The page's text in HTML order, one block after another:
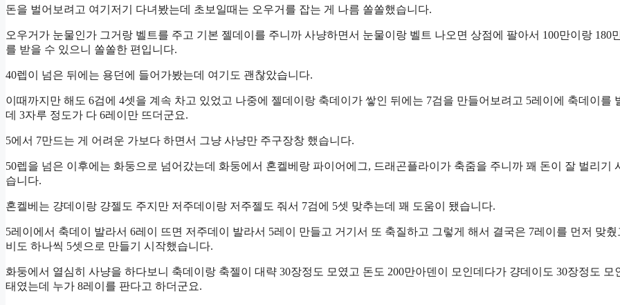
돈을 벌어보려고 여기저기 다녀봤는데 초보일때는 오우거를 잡는 게 나름 쏠쏠했습니다.
오우거가 눈물인가 그거랑 벨트를 주고 기본 젤데이를 주니까 사냥하면서 눈물이랑 벨트 나오면 상점에 팔아서 100만이랑 180
를 받을 수 있으니 쏠쏠한 편입니다.
40렙이 넘은 뒤에는 용던에 들어가봤는데 여기도 괜찮았습니다.
이때까지만 해도 6검에 4셋을 계속 차고 있었고 나중에 젤데이랑 축데이가 쌓인 뒤에는 7검을 만들어보려고 5레이에 축데이를
데 3자루 정도가 다 6레이만 뜨더군요.
5에서 7만드는 게 어려운 가보다 하면서 그냥 사냥만 주구장창 했습니다.
50렙을 넘은 이후에는 화둥으로 넘어갔는데 화둥에서 혼켈베랑 파이어에그, 드래곤플라이가 축줌을 주니까 꽤 돈이 잘 벌리기
습니다.
혼켈베는 걍데이랑 걍젤도 주지만 저주데이랑 저주젤도 줘서 7검에 5셋 맞추는데 꽤 도움이 됐습니다.
5레이에서 축데이 발라서 6레이 뜨면 저주데이 발라서 5레이 만들고 거기서 또 축질하고 그렇게 해서 결국은 7레이를 먼저 맞췄
비도 하나씩 5셋으로 만들기 시작했습니다.
화둥에서 열심히 사냥을 하다보니 축데이랑 축젤이 대략 30장정도 모였고 돈도 200만아덴이 모인데다가 걍데이도 30장정도 모
태였는데 누가 8레이를 판다고 하더군요.